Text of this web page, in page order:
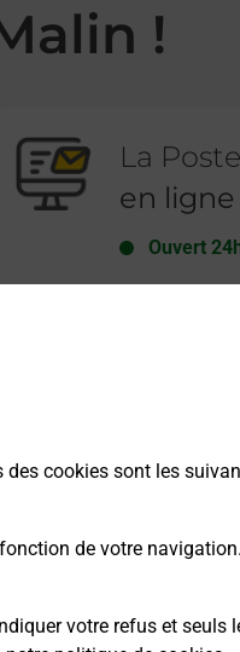
cookies sont les
de votre navigation.
votre refus et seuls
!
La Poste
en ligne
Ouvert